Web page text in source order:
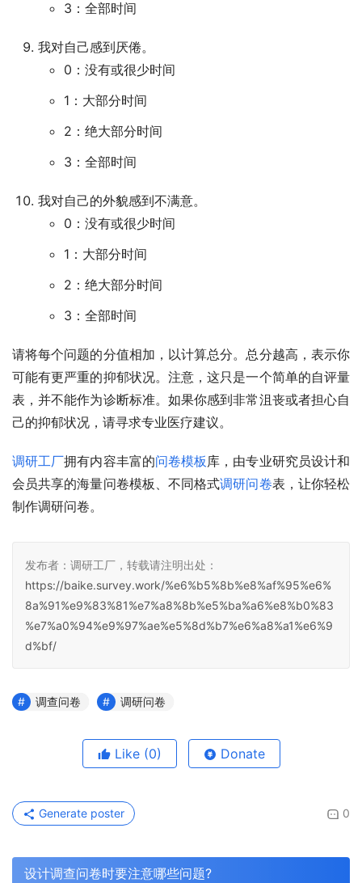
3：全部时间
我对自己感到厌倦。
0：没有或很少时间
1：大部分时间
2：绝大部分时间
3：全部时间
我对自己的外貌感到不满意。
0：没有或很少时间
1：大部分时间
2：绝大部分时间
3：全部时间
请将每个问题的分值相加，以计算总分。总分越高，表示你
可能有更严重的抑郁状况。注意，这只是一个简单的自评量
表，并不能作为诊断标准。如果你感到非常沮丧或者担心自
己的抑郁状况，请寻求专业医疗建议。
调研工厂拥有内容丰富的问卷模板 库，由专业研究员设计和
会员共享的海量问卷模板、不同格式调研问卷表，让你轻松
制作调研问卷。
发布者：调研工厂，转载请注明出处：
https://baike.survey.work/%e6%b5%8b%e8%af%95%e6%
8a%91%e9%83%81%e7%a8%8b%e5%ba%a6%e8%b0%83
%e7%a0%94%e9%97%ae%e5%8d%b7%e6%a8%a1%e6%9
d%bf/
调查问卷 调研问卷
Like (0) Donate
0
Generate poster
设计调查问卷时要注意哪些问题?